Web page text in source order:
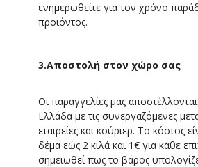
ενημερωθείτε για τον χρόνο
προϊόντος.
3.Αποστολή στον χώρο σας
Οι παραγγελίες μας
Ελλάδα με τις συνεργαζόμενες
εταιρείες και κούριερ. Το κόστος
δέμα εώς 2 κιλά και 1€ για κάθε
σημειωθεί πως το βάρος